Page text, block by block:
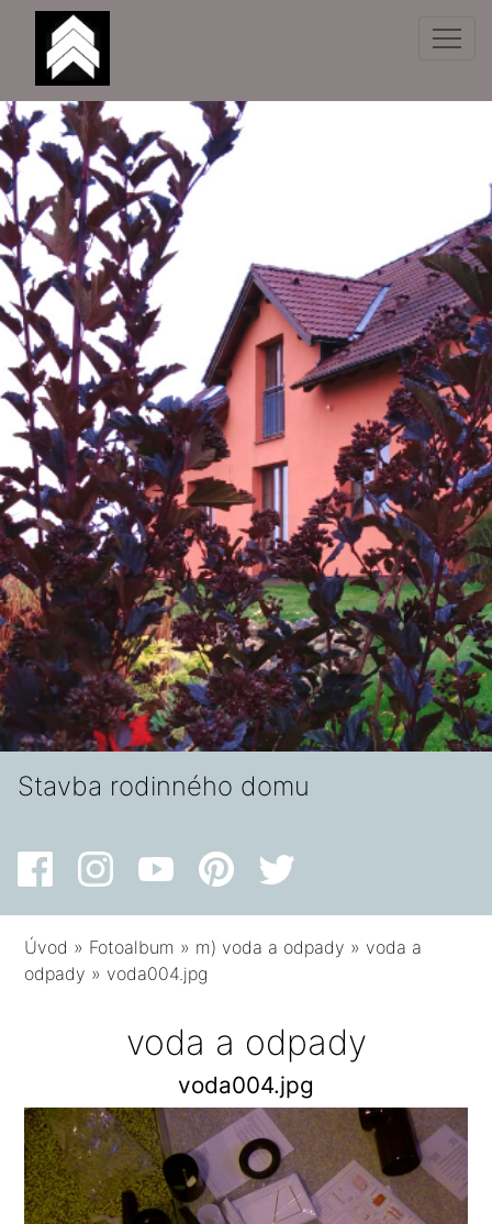
Stavba rodinného domu
Úvod » Fotoalbum » m) voda a odpady »voda a
odpady »voda004.jpg
voda a odpady
voda004.jpg